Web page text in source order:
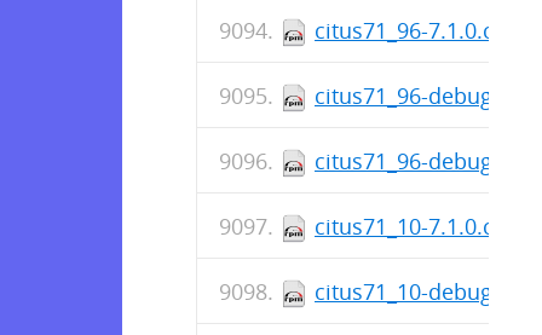
citus71_96-
citus71_96-
citus71_96-
citus71_10-
citus71_10-